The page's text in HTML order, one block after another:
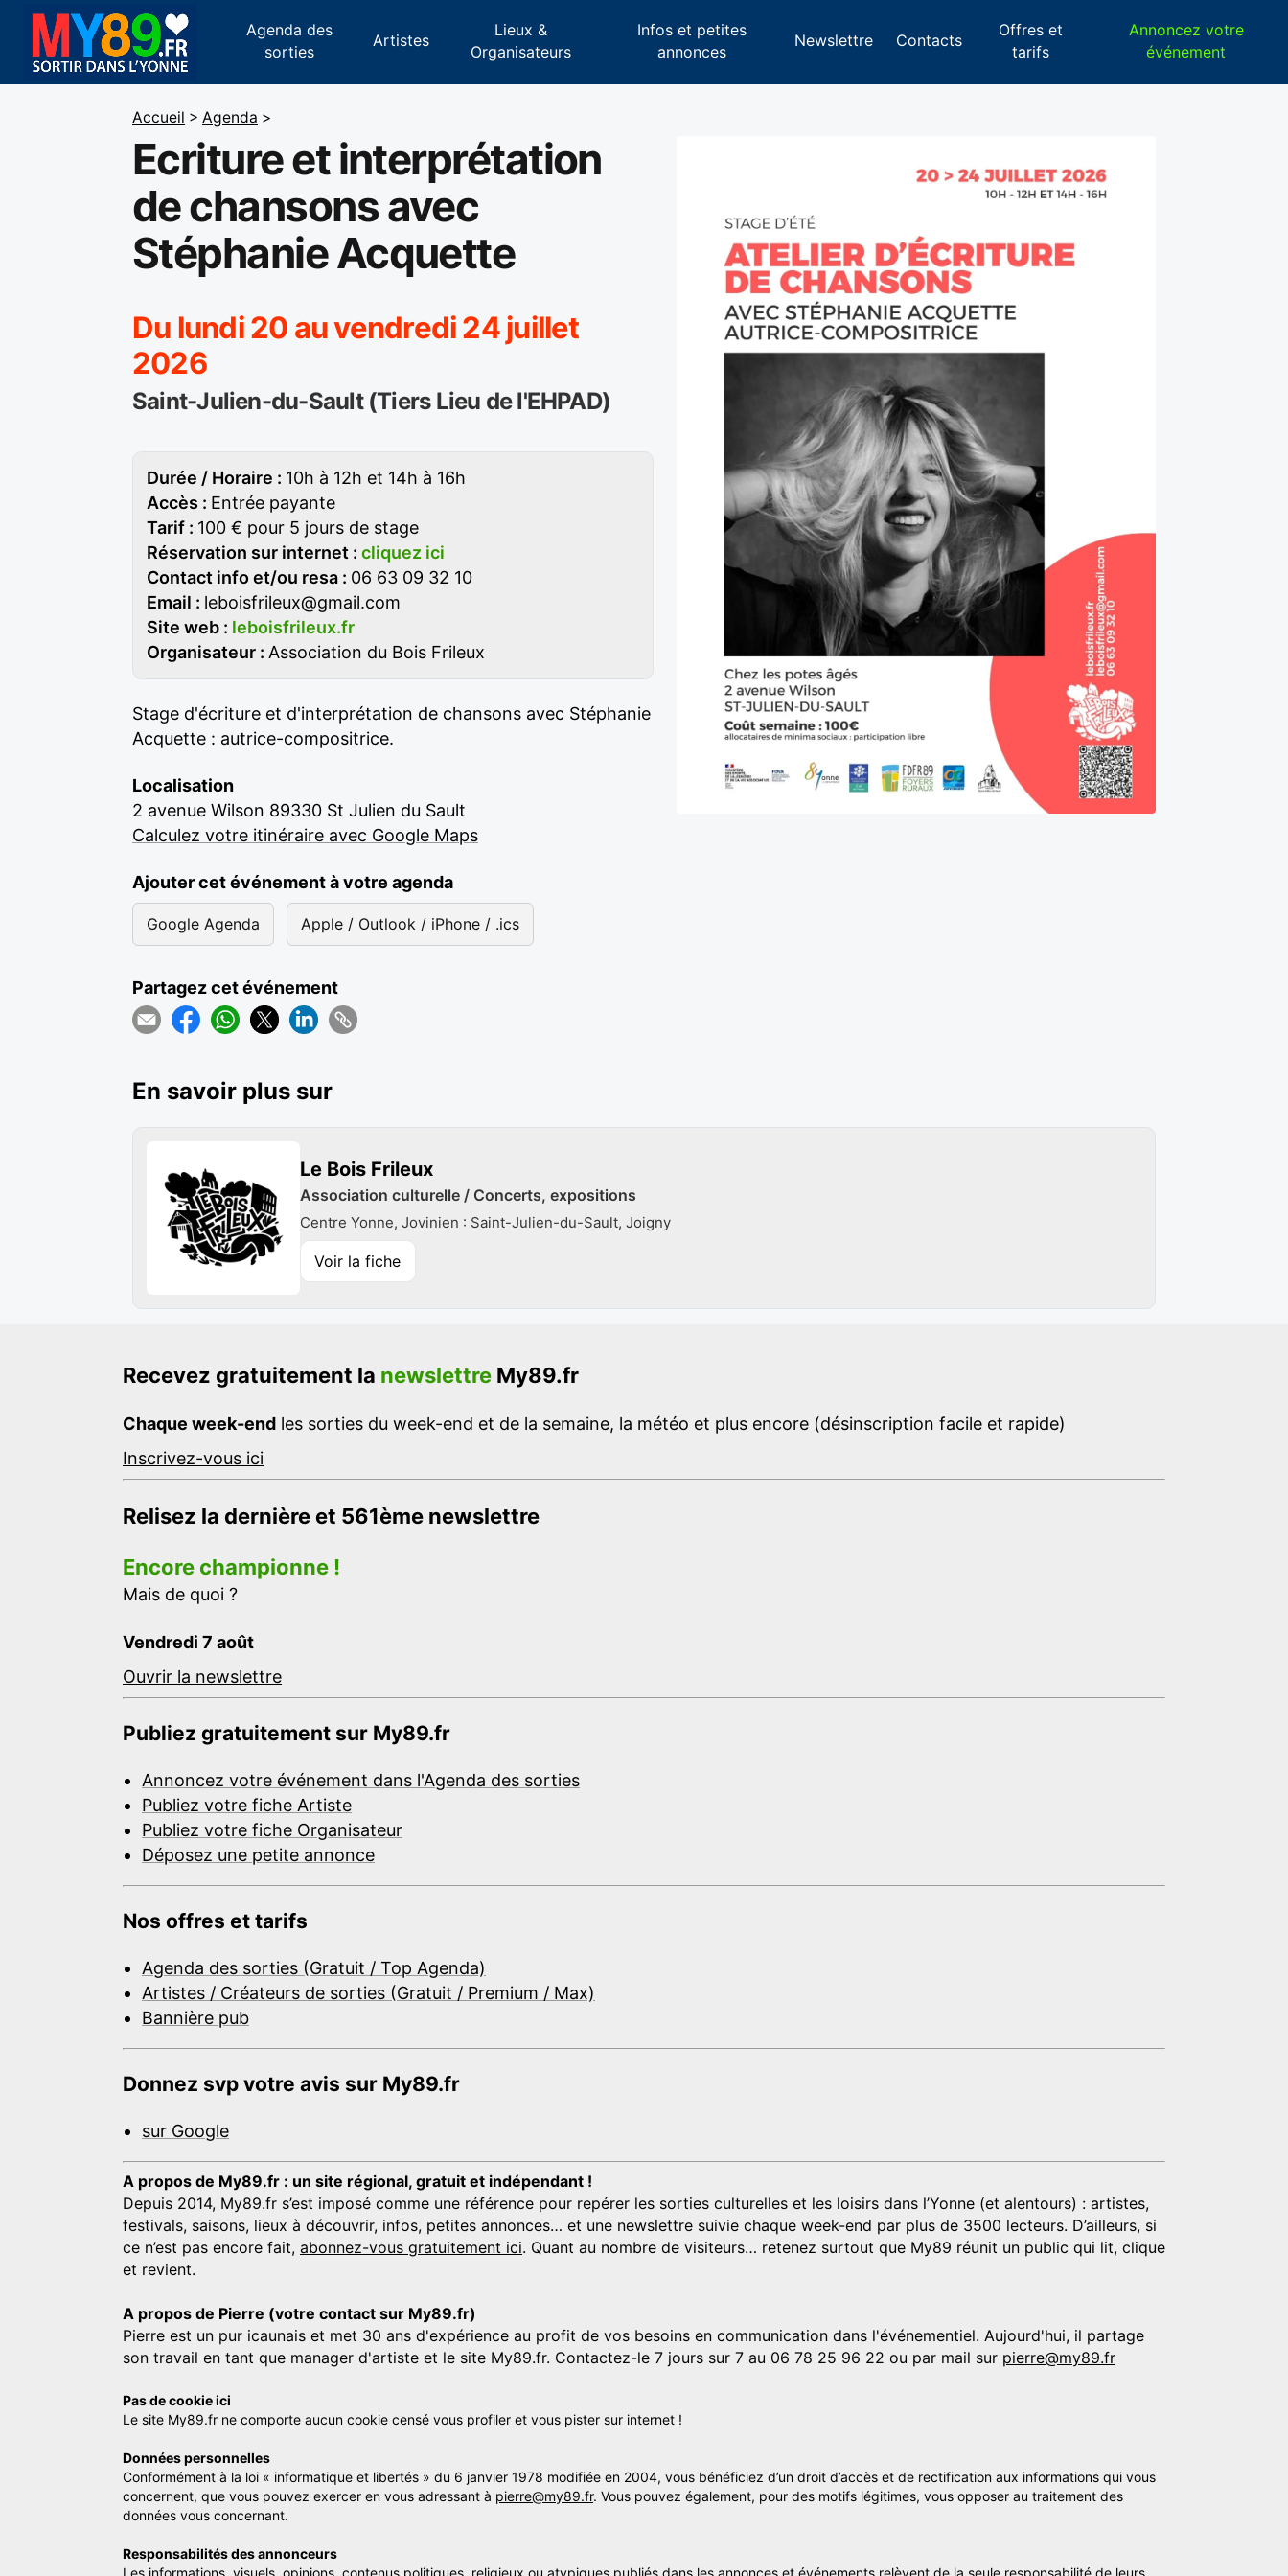
Agenda des
sorties
Artistes
Lieux &
Organisateurs
Infos et petites
annonces
Newslettre Contacts
Offres et
tarifs
Annoncez votre
événement
Accueil > Agenda >
Ecriture et interprétation
de chansons avec
Stéphanie Acquette
Du lundi 20 au vendredi 24 juillet
2026
Saint-Julien-du-Sault (Tiers Lieu de l'EHPAD)
Durée / Horaire : 10h à 12h et 14h à 16h
Accès : Entrée payante
Tarif : 100 € pour 5 jours de stage
Réservation sur internet : cliquez ici
Contact info et/ou resa : 06 63 09 32 10
Email : leboisfrileux@gmail.com
Site web : leboisfrileux.fr
Organisateur : Association du Bois Frileux
Stage d'écriture et d'interprétation de chansons avec Stéphanie
Acquette : autrice-compositrice.
Localisation
2 avenue Wilson 89330 St Julien du Sault
Calculez votre itinéraire avec Google Maps
Ajouter cet événement à votre agenda
Google Agenda Apple / Outlook / iPhone / .ics
Partagez cet événement
En savoir plus sur
Le Bois Frileux
Association culturelle / Concerts, expositions
Centre Yonne, Jovinien : Saint-Julien-du-Sault, Joigny
Voir la fiche
Recevez gratuitement la newslettre My89.fr
Chaque week-end les sorties du week-end et de la semaine, la météo et plus encore (désinscription facile et rapide)
Inscrivez-vous ici
Relisez la dernière et 561ème newslettre
Encore championne !
Mais de quoi ?
Vendredi 7 août
Ouvrir la newslettre
Publiez gratuitement sur My89.fr
Annoncez votre événement dans l'Agenda des sorties
Publiez votre fiche Artiste
Publiez votre fiche Organisateur
Déposez une petite annonce
Nos offres et tarifs
Agenda des sorties (Gratuit / Top Agenda)
Artistes / Créateurs de sorties (Gratuit / Premium / Max)
Bannière pub
Donnez svp votre avis sur My89.fr
sur Google
A propos de My89.fr : un site régional, gratuit et indépendant !
Depuis 2014, My89.fr s’est imposé comme une référence pour repérer les sorties culturelles et les loisirs dans l’Yonne (et alentours) : artistes,
festivals, saisons, lieux à découvrir, infos, petites annonces… et une newslettre suivie chaque week-end par plus de 3500 lecteurs. D’ailleurs, si
ce n’est pas encore fait, abonnez-vous gratuitement ici. Quant au nombre de visiteurs… retenez surtout que My89 réunit un public qui lit, clique
et revient.
A propos de Pierre (votre contact sur My89.fr)
Pierre est un pur icaunais et met 30 ans d'expérience au profit de vos besoins en communication dans l'événementiel. Aujourd'hui, il partage
son travail en tant que manager d'artiste et le site My89.fr. Contactez-le 7 jours sur 7 au 06 78 25 96 22 ou par mail sur pierre@my89.fr
Pas de cookie ici
Le site My89.fr ne comporte aucun cookie censé vous profiler et vous pister sur internet !
Données personnelles
Conformément à la loi « informatique et libertés » du 6 janvier 1978 modifiée en 2004, vous bénéficiez d’un droit d’accès et de rectification aux informations qui vous
concernent, que vous pouvez exercer en vous adressant à pierre@my89.fr. Vous pouvez également, pour des motifs légitimes, vous opposer au traitement des
données vous concernant.
Responsabilités des annonceurs
Les informations, visuels, opinions, contenus politiques, religieux ou atypiques publiés dans les annonces et événements relèvent de la seule responsabilité de leurs